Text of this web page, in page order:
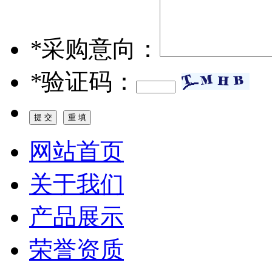
*采购意向：
*验证码：
网站首页
关于我们
产品展示
荣誉资质